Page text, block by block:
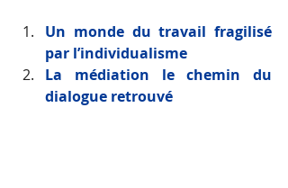
Un monde du travail fragilisé
par l’individualisme
La médiation le chemin du
dialogue retrouvé